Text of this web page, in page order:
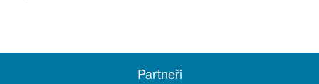
Partneři